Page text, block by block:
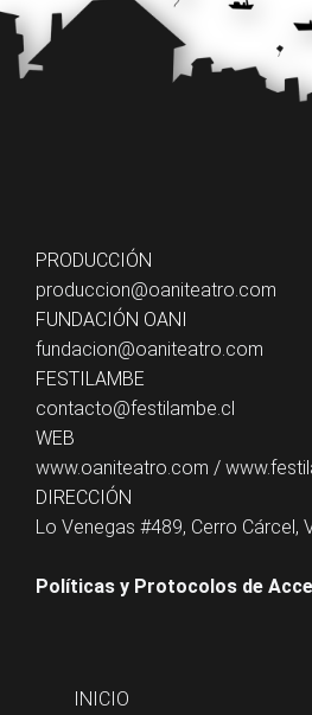
PRODUCCIÓN
produccion@oaniteatro.com
FUNDACIÓN OANI
fundacion@oaniteatro.com
FESTILAMBE
contacto@festilambe.cl
WEB
www.oaniteatro.com /
DIRECCIÓN
Lo Venegas #489, Cerro Cárcel,
Políticas y Protocolos de
INICIO